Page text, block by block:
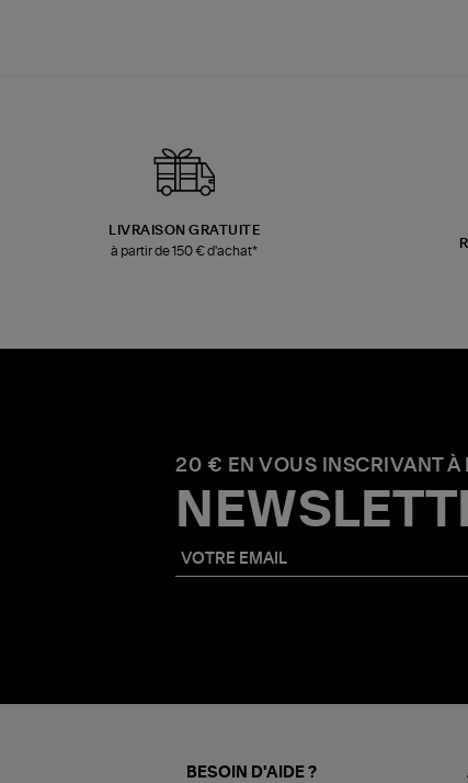
LIVRAISON GRATUITE
à partir de 150 € d'achat*
20 € EN VOUS INSCRIVANT À
BESOIN D'AIDE ?